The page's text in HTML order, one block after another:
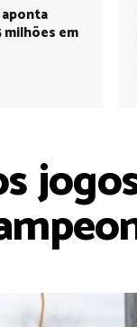
aponta
milhões em